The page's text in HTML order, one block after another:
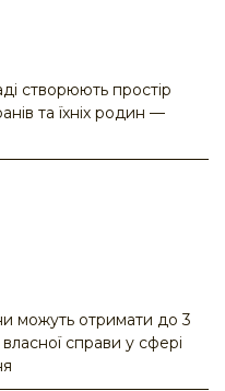
створюють простір
та їхніх родин —
можуть отримати до 3
справи у сфері